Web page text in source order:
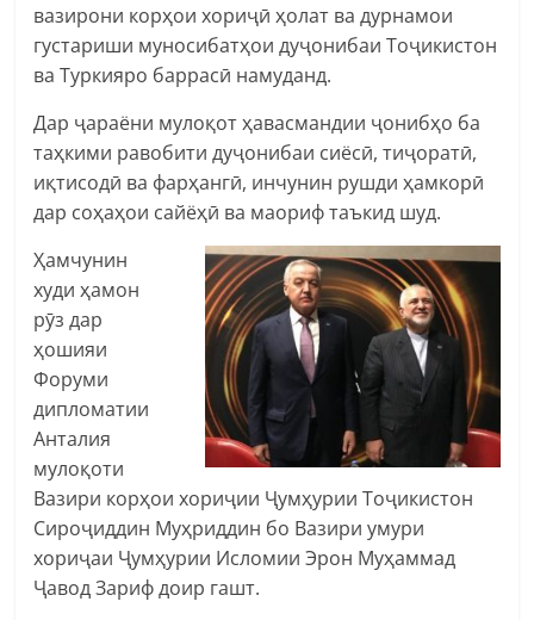
вазирони корҳои хориҷӣ ҳолат ва дурнамои
густариши муносибатҳои дуҷонибаи Тоҷикистон
ва Туркияро баррасӣ намуданд.
Дар ҷараёни мулоқот ҳавасмандии ҷонибҳо ба
таҳкими равобити дуҷонибаи сиёсӣ, тиҷоратӣ,
иқтисодӣ ва фарҳангӣ, инчунин рушди ҳамкорӣ
дар соҳаҳои сайёҳӣ ва маориф таъкид шуд.
Ҳамчунин
худи ҳамон
рӯз дар
ҳошияи
Форуми
дипломатии
Анталия
мулоқоти
Вазири корҳои хориҷии Ҷумҳурии Тоҷикистон
Сироҷиддин Муҳриддин бо Вазири умури
хориҷаи Ҷумҳурии Исломии Эрон Муҳаммад
Ҷавод Зариф доир гашт.